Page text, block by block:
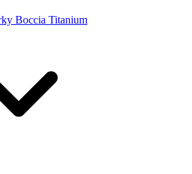
Boccia Titanium